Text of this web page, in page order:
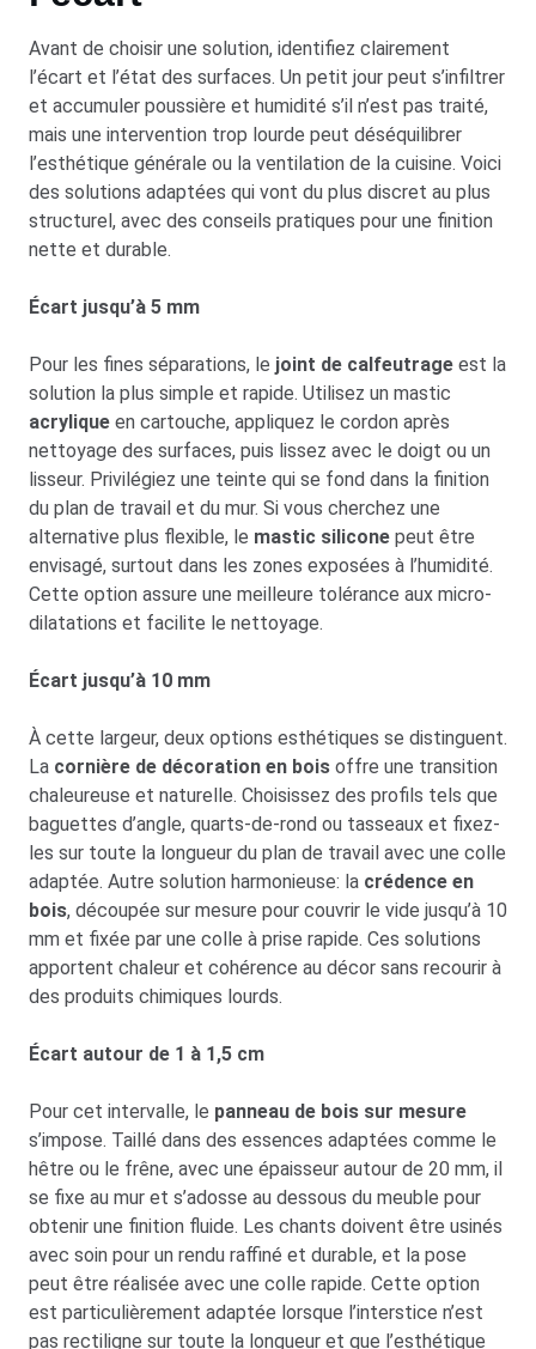
Avant de choisir une solution, identifiez clairement
l’écart et l’état des surfaces. Un petit jour peut s’infiltrer
et accumuler poussière et humidité s’il n’est pas traité,
mais une intervention trop lourde peut déséquilibrer
l’esthétique générale ou la ventilation de la cuisine. Voici
des solutions adaptées qui vont du plus discret au plus
structurel, avec des conseils pratiques pour une finition
nette et durable.
Écart jusqu’à 5 mm
Pour les fines séparations, le joint de calfeutrage est la
solution la plus simple et rapide. Utilisez un mastic
acrylique en cartouche, appliquez le cordon après
nettoyage des surfaces, puis lissez avec le doigt ou un
lisseur. Privilégiez une teinte qui se fond dans la finition
du plan de travail et du mur. Si vous cherchez une
alternative plus flexible, le mastic silicone peut être
envisagé, surtout dans les zones exposées à l’humidité.
Cette option assure une meilleure tolérance aux micro-
dilatations et facilite le nettoyage.
Écart jusqu’à 10 mm
À cette largeur, deux options esthétiques se distinguent.
La cornière de décoration en bois offre une transition
chaleureuse et naturelle. Choisissez des profils tels que
baguettes d’angle, quarts-de-rond ou tasseaux et fixez-
les sur toute la longueur du plan de travail avec une colle
adaptée. Autre solution harmonieuse: la crédence en
bois, découpée sur mesure pour couvrir le vide jusqu’à 10
mm et fixée par une colle à prise rapide. Ces solutions
apportent chaleur et cohérence au décor sans recourir à
des produits chimiques lourds.
Écart autour de 1 à 1,5 cm
Pour cet intervalle, le panneau de bois sur mesure
s’impose. Taillé dans des essences adaptées comme le
hêtre ou le frêne, avec une épaisseur autour de 20 mm, il
se fixe au mur et s’adosse au dessous du meuble pour
obtenir une finition fluide. Les chants doivent être usinés
avec soin pour un rendu raffiné et durable, et la pose
peut être réalisée avec une colle rapide. Cette option
est particulièrement adaptée lorsque l’interstice n’est
pas rectiligne sur toute la longueur et que l’esthétique